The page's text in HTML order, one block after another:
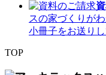
スの家づくりが
小冊子をお送り
TOP